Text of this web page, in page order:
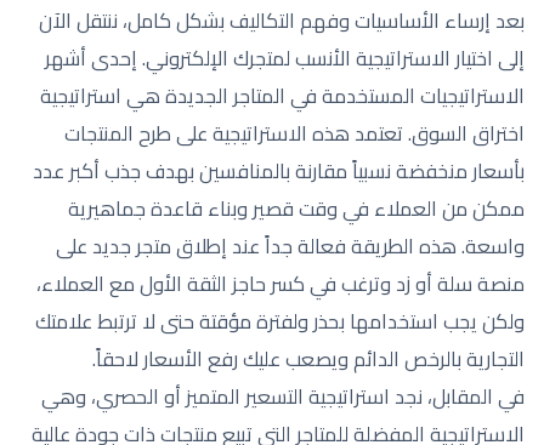
بعد إرساء الأساسيات وفهم التكاليف بشكل كامل، ننتقل الآن
إلى اختيار الاستراتيجية الأنسب لمتجرك الإلكتروني. إحدى أشهر
الاستراتيجيات المستخدمة في المتاجر الجديدة هي استراتيجية
اختراق السوق. تعتمد هذه الاستراتيجية على طرح المنتجات
بأسعار منخفضة نسبياً مقارنة بالمنافسين بهدف جذب أكبر عدد
ممكن من العملاء في وقت قصير وبناء قاعدة جماهيرية
واسعة. هذه الطريقة فعالة جداً عند إطلاق متجر جديد على
منصة سلة أو زد وترغب في كسر حاجز الثقة الأول مع العملاء،
ولكن يجب استخدامها بحذر ولفترة مؤقتة حتى لا ترتبط علامتك
التجارية بالرخص الدائم ويصعب عليك رفع الأسعار لاحقاً.
في المقابل، نجد استراتيجية التسعير المتميز أو الحصري، وهي
الاستراتيجية المفضلة للمتاجر التي تبيع منتجات ذات جودة عالية